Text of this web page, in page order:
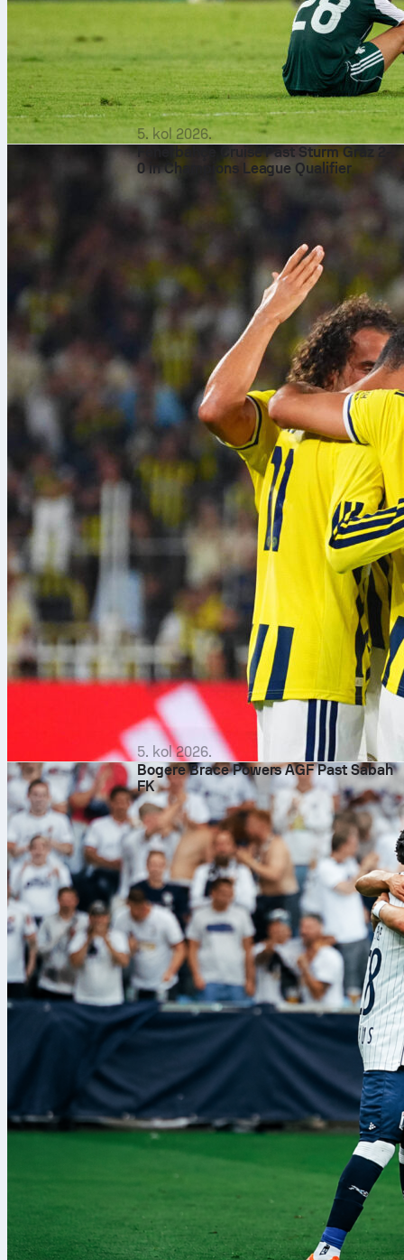
5. kol 2026.
Fenerbahçe Cruise Past Sturm Graz 2-
0 in Champions League Qualifier
5. kol 2026.
Bogere Brace Powers AGF Past Sabah
FK